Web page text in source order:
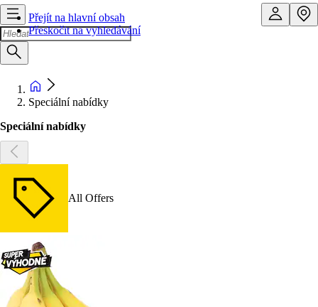
Přejít na hlavní obsah
Přeskočit na vyhledávání
Speciální nabídky
Speciální nabídky
All Offers